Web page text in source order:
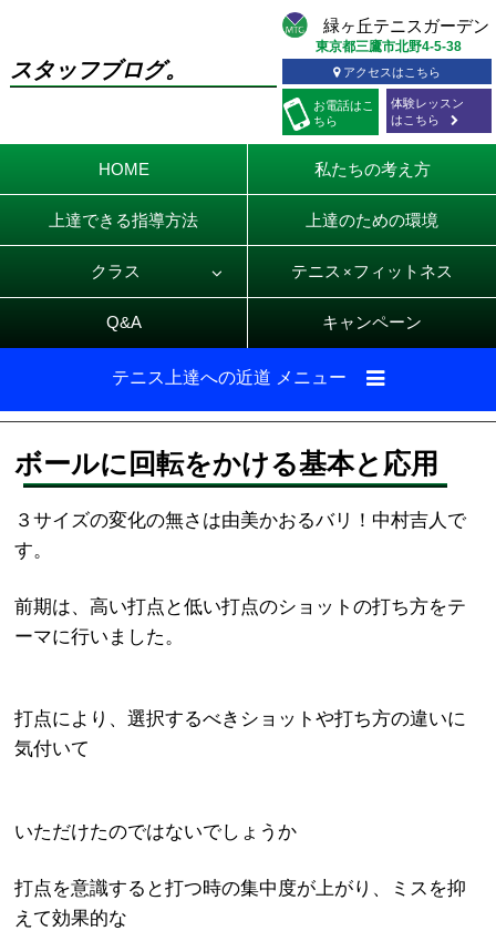
スタッフブログ。
お電話はこ
ちら
東京都三鷹市北野4-5-38
アクセスはこちら
体験レッスン
はこちら
HOME 私たちの考え方
上達できる指導方法 上達のための環境
クラス テニス × フィットネス
Q&A キャンペーン
テニス上達への近道 メニュー
ボールに回転をかける基本と応用
３サイズの変化の無さは由美かおるバリ！中村吉人で
す。
前期は、高い打点と低い打点のショットの打ち方をテ
ーマに行いました。
打点により、選択するべきショットや打ち方の違いに
気付いて
いただけたのではないでしょうか
打点を意識すると打つ時の集中度が上がり、ミスを抑
えて効果的な